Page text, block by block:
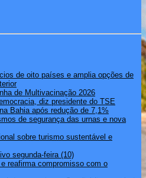
de oito países e amplia opções de
de Multivacinação 2026
diz presidente do TSE
Bahia após redução de 7,1%
de segurança das urnas e nova
sobre turismo sustentável e
segunda-feira (10)
reafirma compromisso com o